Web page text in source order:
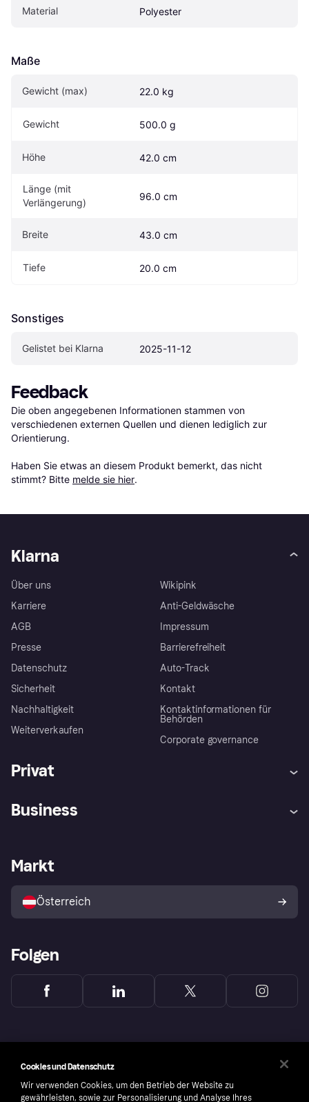
Material Polyester
Maße
Gewicht (max) 22.0 kg
Gewicht 500.0 g
Höhe 42.0 cm
Länge (mit
Verlängerung)
96.0 cm
Breite 43.0 cm
Tiefe 20.0 cm
Sonstiges
Gelistet bei Klarna 2025-11-12
Feedback
Die oben angegebenen Informationen stammen von
verschiedenen externen Quellen und dienen lediglich zur
Orientierung.
Haben Sie etwas an diesem Produkt bemerkt, das nicht
stimmt? Bitte melde sie hier.
Klarna
Über uns
Karriere
AGB
Presse
Datenschutz
Sicherheit
Nachhaltigkeit
Weiterverkaufen
Wikipink
Anti-Geldwäsche
Impressum
Barrierefreiheit
Auto-Track
Kontakt
Kontaktinformationen für
Behörden
Corporate governance
Privat
Shops entdecken
Business
Händlerportal
Markt
Österreich
Folgen
Cookies und Datenschutz
Wir verwenden Cookies, um den Betrieb der Website zu
gewährleisten, sowie zur Personalisierung und Analyse Ihres